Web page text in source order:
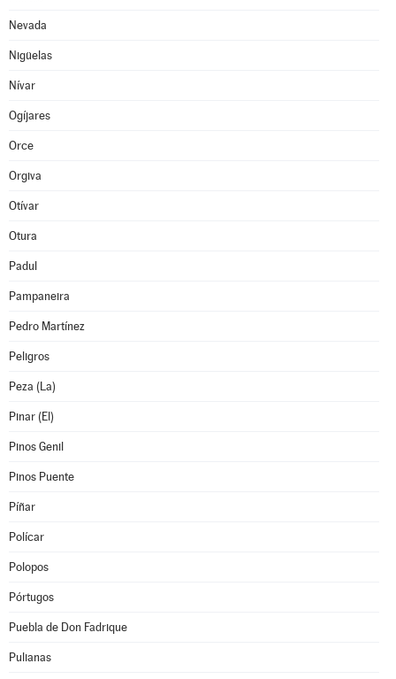
Nevada
Nigüelas
Nívar
Ogíjares
Orce
Orgiva
Otívar
Otura
Padul
Pampaneira
Pedro Martínez
Peligros
Peza (La)
Pinar (El)
Pinos Genil
Pinos Puente
Píñar
Polícar
Polopos
Pórtugos
Puebla de Don Fadrique
Pulianas